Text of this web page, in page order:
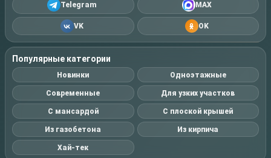
Telegram MAX
VK OK
Популярные категории
Новинки Одноэтажные
Современные Для узких участков
С мансардой С плоской крышей
Из газобетона Из кирпича
Хай-тек